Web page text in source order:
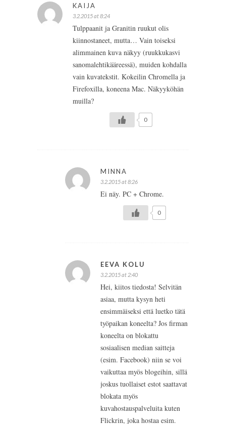
KAIJA
3.2.2015 at 8:24
Tulppaanit ja Granitin ruukut olis
kiinnostaneet, mutta… Vain toiseksi
alimmainen kuva näkyy (ruukkukasvi
sanomalehtikääreessä), muiden kohdalla
vain kuvatekstit. Kokeilin Chromella ja
Firefoxilla, koneena Mac. Näkyyköhän
muilla?
0
MINNA
3.2.2015 at 8:26
Ei näy. PC + Chrome.
0
EEVA KOLU
3.2.2015 at 2:40
Hei, kiitos tiedosta! Selvitän
asiaa, mutta kysyn heti
ensimmäiseksi että luetko tätä
työpaikan koneelta? Jos firman
koneelta on blokattu
sosiaalisen median saitteja
(esim. Facebook) niin se voi
vaikuttaa myös blogeihin, sillä
joskus tuollaiset estot saattavat
blokata myös
kuvahostauspalveluita kuten
Flickrin, joka hostaa esim.